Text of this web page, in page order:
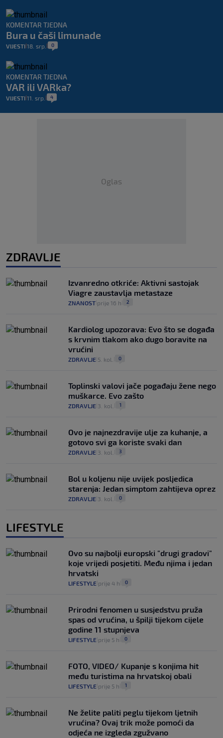
KOMENTAR TJEDNA
Bura u čaši limunade
VIJESTI 18. srp. 0
KOMENTAR TJEDNA
VAR ili VARka?
VIJESTI 11. srp. 4
Oglas
ZDRAVLJE
Izvanredno otkriće: Aktivni sastojak
Viagre zaustavlja metastaze
ZNANOST prije 16 h 2
Kardiolog upozorava: Evo što se događa
s krvnim tlakom ako dugo boravite na
vrućini
ZDRAVLJE 5. kol. 0
Toplinski valovi jače pogađaju žene nego
muškarce. Evo zašto
ZDRAVLJE 3. kol. 1
Ovo je najnezdravije ulje za kuhanje, a
gotovo svi ga koriste svaki dan
ZDRAVLJE 3. kol. 3
Bol u koljenu nije uvijek posljedica
starenja: Jedan simptom zahtijeva oprez
ZDRAVLJE 3. kol. 0
LIFESTYLE
Ovo su najbolji europski "drugi gradovi"
koje vrijedi posjetiti. Među njima i jedan
hrvatski
LIFESTYLE prije 4 h 0
Prirodni fenomen u susjedstvu pruža
spas od vrućina, u špilji tijekom cijele
godine 11 stupnjeva
LIFESTYLE prije 5 h 0
FOTO, VIDEO/ Kupanje s konjima hit
među turistima na hrvatskoj obali
LIFESTYLE prije 5 h 1
Ne želite paliti peglu tijekom ljetnih
vrućina? Ovaj trik može pomoći da
odjeća ne izgleda zgužvano